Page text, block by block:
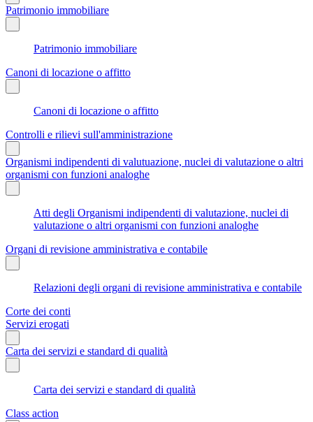
Patrimonio immobiliare
Patrimonio immobiliare
Canoni di locazione o affitto
Canoni di locazione o affitto
Controlli e rilievi sull'amministrazione
Organismi indipendenti di valutuazione, nuclei di valutazione o altri
organismi con funzioni analoghe
Atti degli Organismi indipendenti di valutazione, nuclei di
valutazione o altri organismi con funzioni analoghe
Organi di revisione amministrativa e contabile
Relazioni degli organi di revisione amministrativa e contabile
Corte dei conti
Servizi erogati
Carta dei servizi e standard di qualità
Carta dei servizi e standard di qualità
Class action